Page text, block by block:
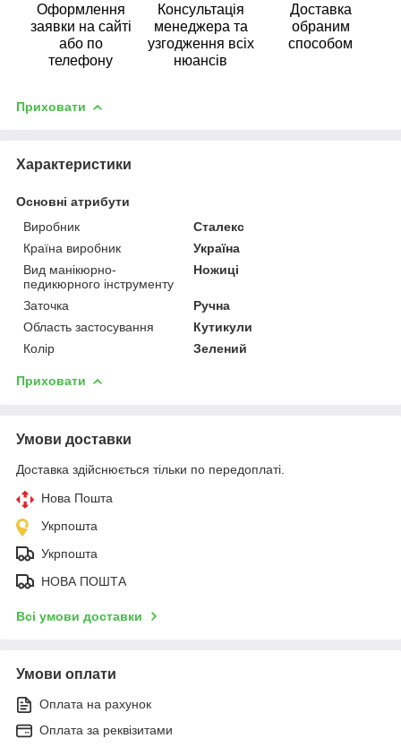
Оформлення
заявки на сайті
або по
телефону
Консультація
менеджера та
узгодження всіх
нюансів
Доставка
обраним
способом
Приховати
Характеристики
Основні атрибути
Виробник
Сталекс
Країна виробник
Україна
Вид манікюрно-
педикюрного інструменту
Ножиці
Заточка
Ручна
Область застосування
Кутикули
Колір
Зелений
Приховати
Умови доставки
Доставка здійснюється тільки по передоплаті.
Нова Пошта
Укрпошта
Укрпошта
НОВА ПОШТА
Всі умови доставки
Умови оплати
Оплата на рахунок
Оплата за реквізитами